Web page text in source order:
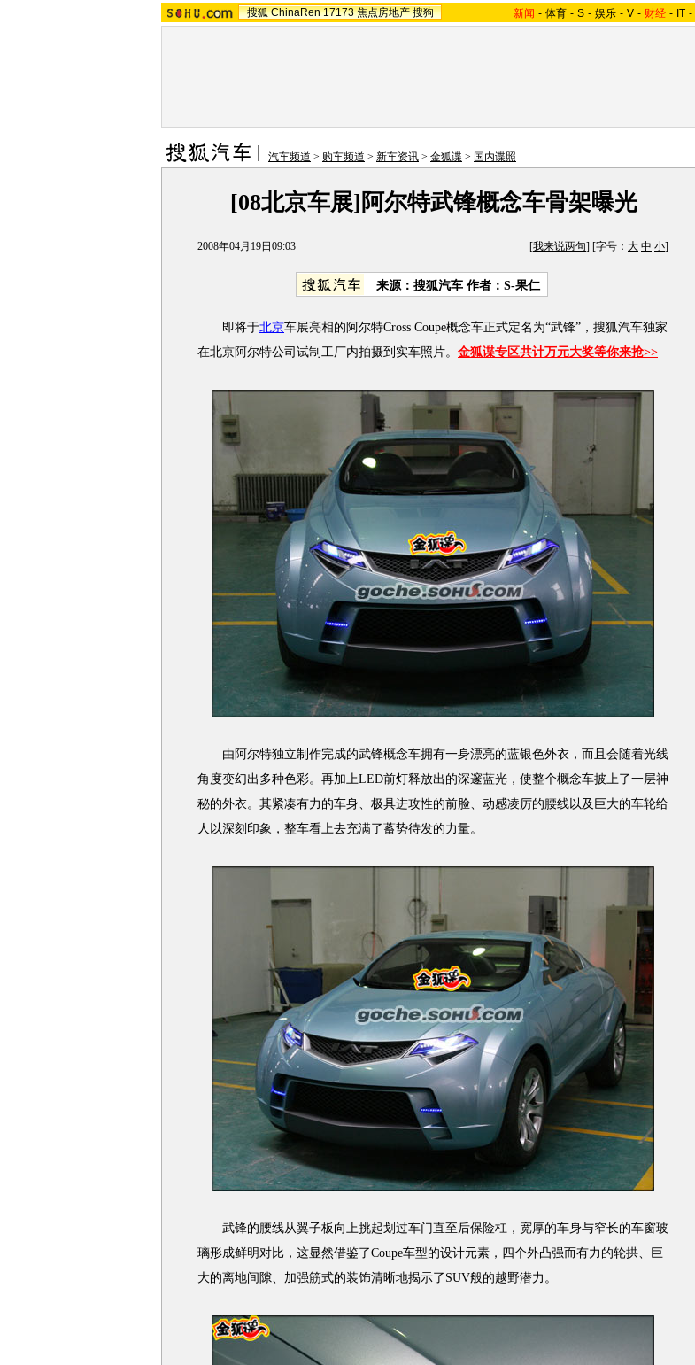
搜狐 ChinaRen 17173 焦点房地产 搜狗 新闻 - 体育 - S - 娱乐 - V - 财经 - IT -
汽车频道 > 购车频道 > 新车资讯 > 金狐谍 > 国内谍照
[08北京车展]阿尔特武锋概念车骨架曝光
2008年04月19日09:03 [我来说两句] [字号： 大 中 小]
来源：搜狐汽车 作者：S-果仁
即将于北京车展亮相的阿尔特Cross Coupe概念车正式定名为“武锋”，搜狐汽车独家
在北京阿尔特公司试制工厂内拍摄到实车照片。 金狐谍专区共计万元大奖等你来抢>>
由阿尔特独立制作完成的武锋概念车拥有一身漂亮的蓝银色外衣，而且会随着光线
角度变幻出多种色彩。再加上LED前灯释放出的深邃蓝光，使整个概念车披上了一层神
秘的外衣。其紧凑有力的车身、极具进攻性的前脸、动感凌厉的腰线以及巨大的车轮给
人以深刻印象，整车看上去充满了蓄势待发的力量。
武锋的腰线从翼子板向上挑起划过车门直至后保险杠，宽厚的车身与窄长的车窗玻
璃形成鲜明对比，这显然借鉴了Coupe车型的设计元素，四个外凸强而有力的轮拱、巨
大的离地间隙、加强筋式的装饰清晰地揭示了SUV般的越野潜力。